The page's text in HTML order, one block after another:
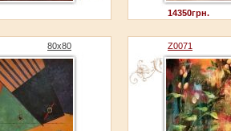
14350грн.
80x80 Z0071